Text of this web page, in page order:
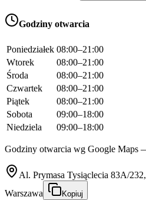
Godziny otwarcia
Poniedziałek 08:00–21:00
Wtorek
08:00–21:00
Środa
08:00–21:00
Czwartek
08:00–21:00
Piątek
08:00–21:00
Sobota
09:00–18:00
Niedziela
09:00–18:00
Godziny otwarcia wg Google Maps
Al. Prymasa Tysiąclecia 83A/
Warszawa
Kopiuj